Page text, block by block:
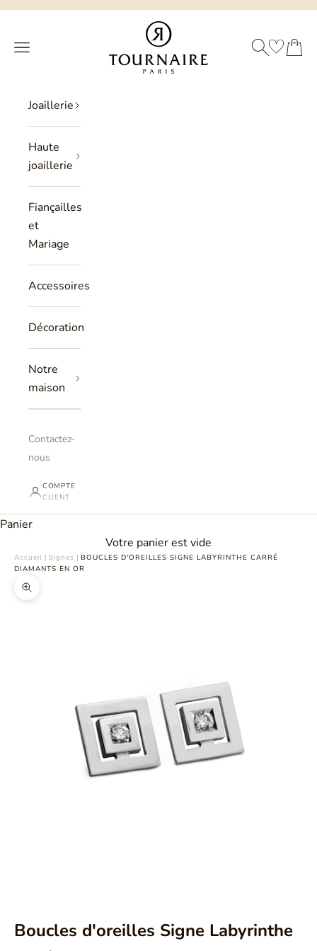
Passer au contenu
Philippe Tournaire
Menu
RECHERCHEPANIER
Joaillerie
Haute
joaillerie
Fiançailles
et
Mariage
Accessoires
Décoration
Notre
maison
Contactez-
nous
COMPTE
CLIENT
Panier
Votre panier est vide
Accueil | Signes | BOUCLES D'OREILLES SIGNE LABYRINTHE CARRÉ
DIAMANTS EN OR
Zoomer sur l'image
Boucles d'oreilles Signe Labyrinthe